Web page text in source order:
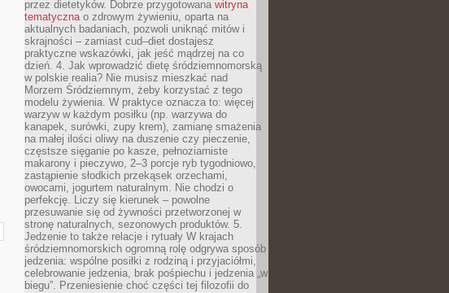
przez dietetyków. Dobrze przygotowana witryna
tematycznao zdrowym żywieniu, oparta na
aktualnych badaniach, pozwoli uniknąć mitów i
skrajności – zamiast cud–diet dostajesz
praktyczne wskazówki, jak jeść mądrzej na co
dzień. 4. Jak wprowadzić dietę śródziemnomorską
w polskie realia? Nie musisz mieszkać nad
Morzem Śródziemnym, żeby korzystać z tego
modelu żywienia. W praktyce oznacza to: więcej
warzyw w każdym posiłku (np. warzywa do
kanapek, surówki, zupy krem), zamianę smażenia
na małej ilości oliwy na duszenie czy pieczenie,
częstsze sięganie po kasze, pełnoziarniste
makarony i pieczywo, 2–3 porcje ryb tygodniowo,
zastąpienie słodkich przekąsek orzechami,
owocami, jogurtem naturalnym. Nie chodzi o
perfekcję. Liczy się kierunek – powolne
przesuwanie się od żywności przetworzonej w
stronę naturalnych, sezonowych produktów. 5.
Jedzenie to także relacje i rytuały W krajach
śródziemnomorskich ogromną rolę odgrywa sposób
jedzenia: wspólne posiłki z rodziną i przyjaciółmi,
celebrowanie jedzenia, brak pośpiechu i jedzenia „w
biegu”. Przeniesienie choć części tej filozofii do